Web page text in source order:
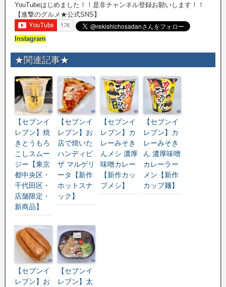
YouTubeはじめました！！是非チャンネル登録お願いします！！
【進撃のグルメ★公式SNS】
Instagram
★関連記事★
【セブンイ
レブン】焼
きとうもろ
こしスムー
ジー【東京
都中央区・
千代田区・
店舗限定・
新商品】
【セブンイ
レブン】お
店で焼いた
ハンディピ
ザ マルゲリ
ータ【新作
ホットスナ
ック】
【セブンイ
レブン】カ
レーみそき
んメシ 濃厚
味噌カレー
【新作カッ
プメシ】
【セブンイ
レブン】カ
レーみそき
ん 濃厚味噌
カレーラー
メン【新作
カップ麺】
【セブンイ
レブン】お
【セブンイ
レブン】太